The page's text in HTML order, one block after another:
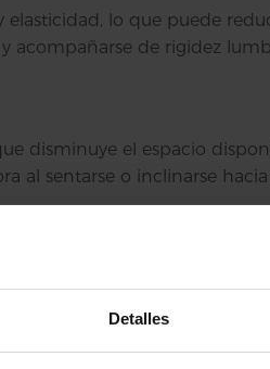
Detalles
lo que puede
acompañarse de rigidez
disminuye el espacio
al sentarse o inclinarse hacia
otra, alterando la
la zona lumbar.